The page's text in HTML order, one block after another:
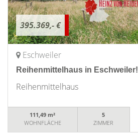
395.369,- €
Eschweiler
Reihenmittelhaus in Eschweiler!
Reihenmittelhaus
111,49 m²
WOHNFLÄCHE
5
ZIMMER